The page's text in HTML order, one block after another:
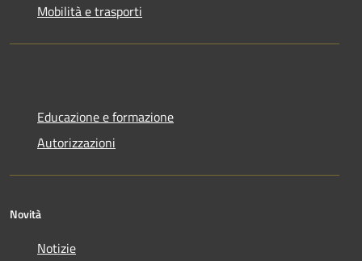
Mobilità e trasporti
Educazione e formazione
Autorizzazioni
Novità
Notizie